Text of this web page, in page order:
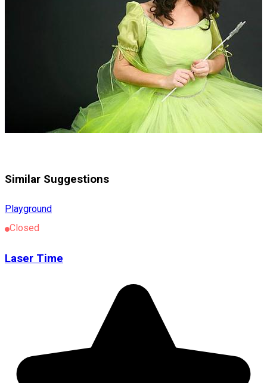
Similar Suggestions
Playground
Closed
Laser Time